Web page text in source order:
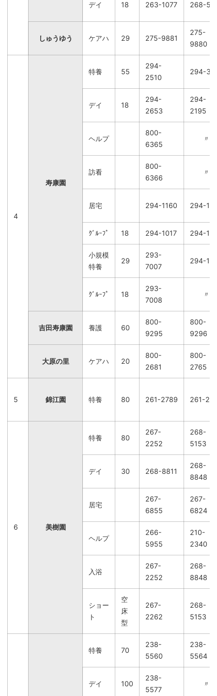
デイ 18 263-1077 268-
しゅうゆう ケアハ 29 275-9881
275-
9880
4
寿康園
特養 55
294-
2510
294-
デイ 18
294-
2653
294-
2195
ヘルプ
800-
6365
〃
訪看
800-
6366
〃
居宅 294-1160 294-
ｸﾞﾙｰﾌﾟ 18 294-1017 294-
小規模
特養
29
293-
7007
294-
ｸﾞﾙｰﾌﾟ 18
293-
7008
〃
吉田寿康園 養護 60
800-
9295
800-
9296
大原の里 ケアハ 20
800-
2681
800-
2765
5 錦江園 特養 80 261-2789 261-
6 美樹園
特養 80
267-
2252
268-
5153
デイ 30 268-8811
268-
8848
居宅
267-
6855
267-
6824
ヘルプ
266-
5955
210-
2340
入浴
267-
2252
268-
8848
ショー
ト
空
床
型
267-
2262
268-
5153
特養 70
238-
5560
238-
5564
デイ 100
238-
5577
〃